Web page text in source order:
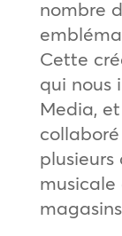
nombre
Cette
qui nous
Media,
plusieurs